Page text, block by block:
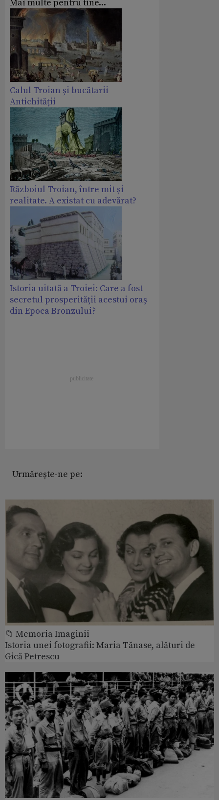
Mai multe pentru tine...
Calul Troian și bucătarii
Antichității
Războiul Troian, între mit și
realitate. A existat cu adevărat?
Istoria uitată a Troiei: Care a fost
secretul prosperității acestui oraș
din Epoca Bronzului?
Urmărește-ne pe:
📁 Memoria Imaginii
Istoria unei fotografii: Maria Tănase, alături de
Gică Petrescu